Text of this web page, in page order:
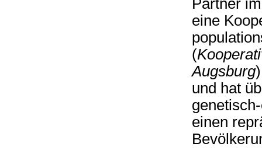
Partner
eine
(
Augsburg
und hat
einen